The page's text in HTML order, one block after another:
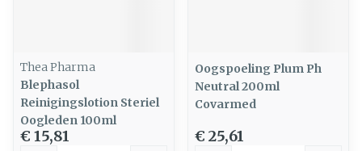
Thea Pharma
Blephasol
Reinigingslotion Steriel
Oogleden 100ml
€ 15,81
Oogspoeling Plum Ph
Neutral 200ml
Covarmed
€ 25,61